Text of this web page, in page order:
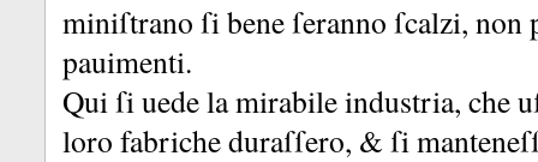
miniſtrano ſi bene ſeranno ſcalzi,
pauimenti.
Qui ſi uede la mirabile industria, che
loro fabriche duraſſero, & ſi